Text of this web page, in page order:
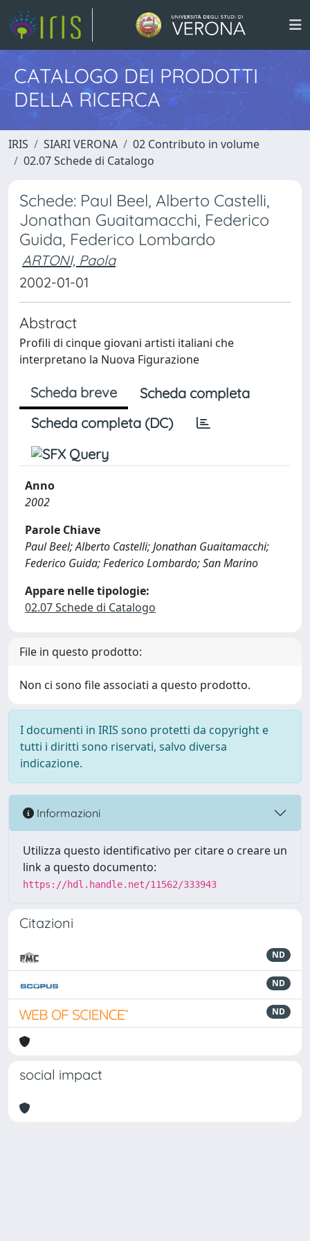
CATALOGO DEI PRODOTTI
DELLA RICERCA
IRIS SIARI VERONA
02 Contributo in volume
02.07 Schede di Catalogo
Schede: Paul Beel, Alberto Castelli,
Jonathan Guaitamacchi, Federico
Guida, Federico Lombardo
ARTONI, Paola
2002-01-01
Abstract
Profili di cinque giovani artisti italiani che
interpretano la Nuova Figurazione
Scheda breve
Scheda completa
Scheda completa (DC)
Anno
2002
Parole Chiave
Paul Beel; Alberto Castelli; Jonathan Guaitamacchi;
Federico Guida; Federico Lombardo; San Marino
Appare nelle tipologie:
02.07 Schede di Catalogo
File in questo prodotto:
Non ci sono file associati a questo prodotto.
I documenti in IRIS sono protetti da copyright e
tutti i diritti sono riservati, salvo diversa
indicazione.
Informazioni
Utilizza questo identificativo per citare o creare un
link a questo documento:
https://hdl.handle.net/11562/333943
Citazioni
ND
ND
ND
social impact